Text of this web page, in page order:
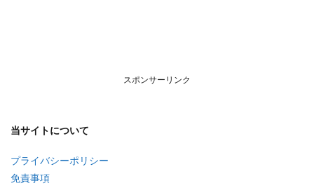
スポンサーリンク
当サイトについて
プライバシーポリシー
免責事項